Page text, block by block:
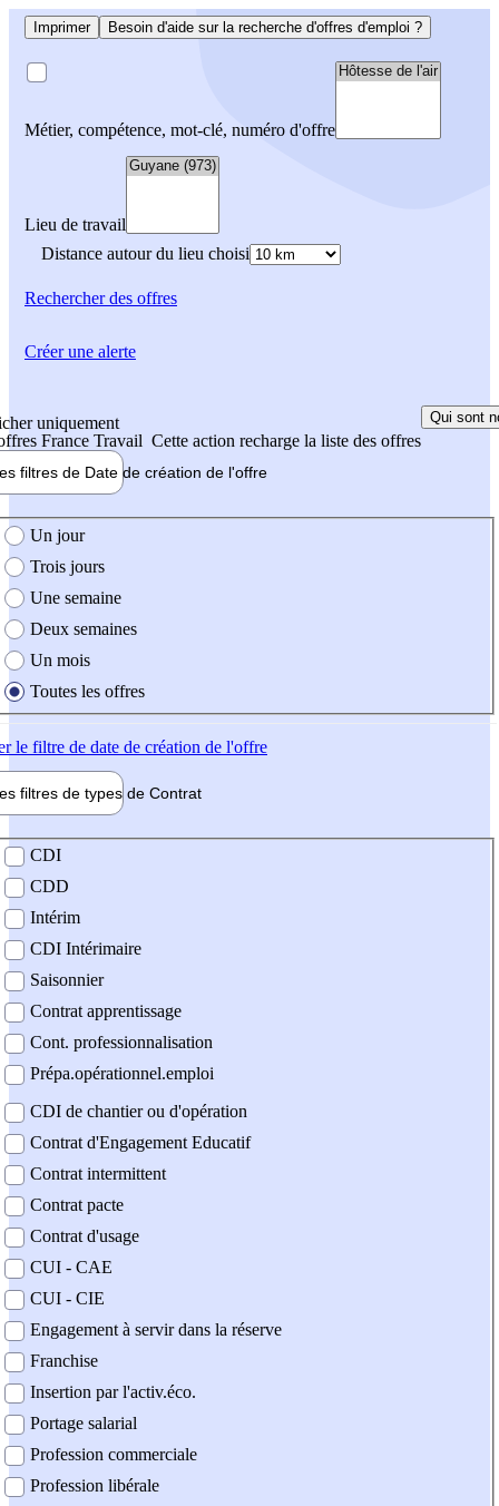
Imprimer Besoin d'aide sur la recherche d'offres d'emploi ?
Métier, compétence, mot-clé, numéro d'offre
Lieu de travail
Distance autour du lieu choisi
Rechercherdes offres
uniquement
France Travail Cette action recharge la liste des offres
Qui sont
filtres de Date de création de l'offre
création de l'offre
Un jour
Trois jours
Une semaine
Deux semaines
Un mois
Toutes les offres
le filtre de date de création de l'offre
filtres de types de Contrat
contrat
CDI
CDD
Intérim
CDI Intérimaire
Saisonnier
Contrat apprentissage
Cont. professionnalisation
Prépa.opérationnel.emploi
CDI de chantier ou d'opération
Contrat d'Engagement Educatif
Contrat intermittent
Contrat pacte
Contrat d'usage
CUI - CAE
CUI - CIE
Engagement à servir dans la réserve
Franchise
Insertion par l'activ.éco.
Portage salarial
Profession commerciale
Profession libérale
Créer une alerte